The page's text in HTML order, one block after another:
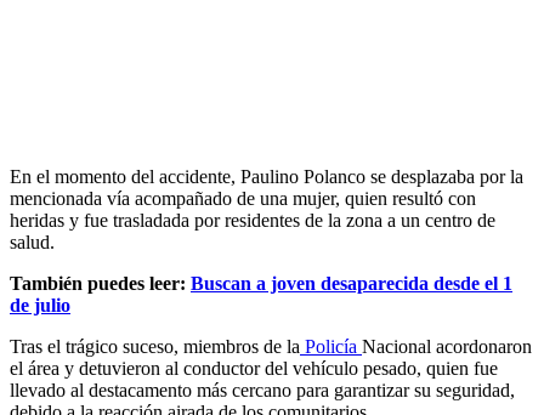
En el momento del accidente, Paulino Polanco se desplazaba por la
mencionada vía acompañado de una mujer, quien resultó con
heridas y fue trasladada por residentes de la zona a un centro de
salud.
También puedes leer: Buscan a joven desaparecida desde el 1
de julio
Tras el trágico suceso, miembros de la Policía Nacional acordonaron
el área y detuvieron al conductor del vehículo pesado, quien fue
llevado al destacamento más cercano para garantizar su seguridad,